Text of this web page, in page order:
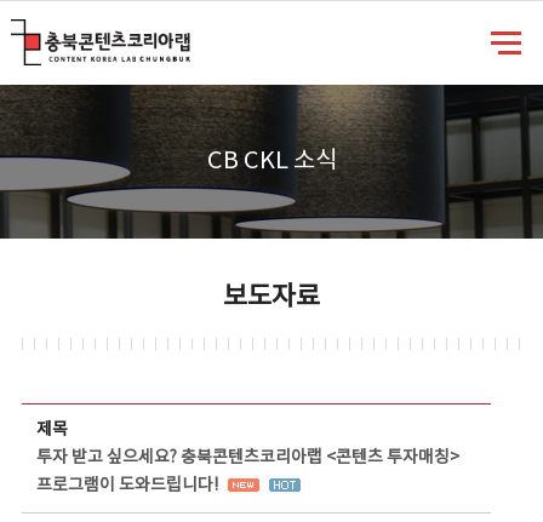
CB CKL 소식
보도자료
제목
투자 받고 싶으세요? 충북콘텐츠코리아랩 <콘텐츠 투자매칭>
프로그램이 도와드립니다!